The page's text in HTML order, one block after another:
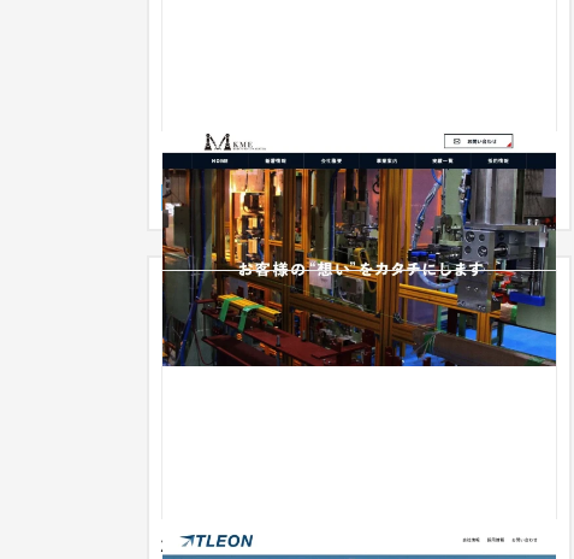
KME株式会社
企業サイト 製造業 31〜50万円
株式会社トレオン